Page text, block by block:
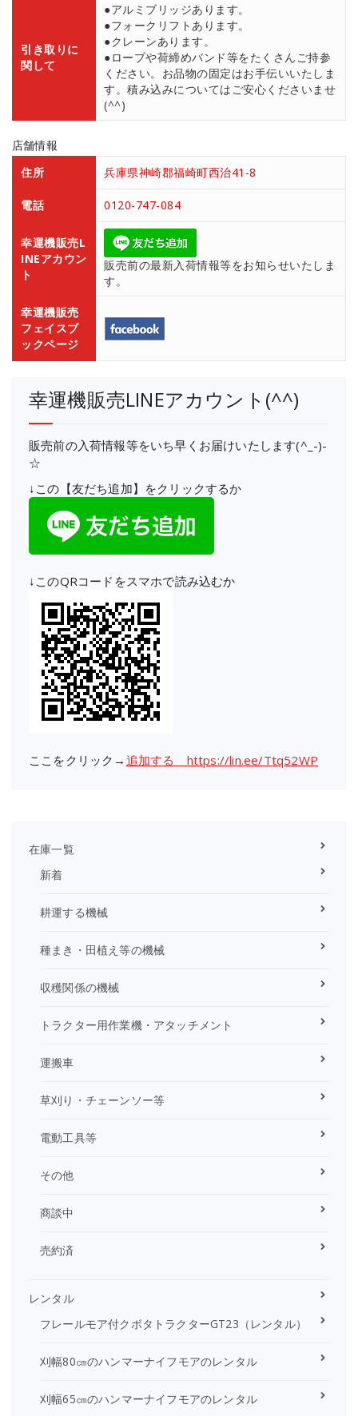
引き取りに
関して
●アルミブリッジあります。
●フォークリフトあります。
●クレーンあります。
●ロープや荷締めバンド等をたくさんご持参
ください。お品物の固定はお手伝いいたしま
す。積み込みについてはご安心くださいませ
(^^)
店舗情報
住所
兵庫県神崎郡福崎町西治41-8
電話 0120-747-084
幸運機販売L
INEアカウン
ト
販売前の最新入荷情報等をお知らせいたしま
す。
幸運機販売
フェイスブ
ックページ
幸運機販売LINEアカウント(^^)
販売前の入荷情報等をいち早くお届けいたします(^_-)-
☆
↓この【友だち追加】をクリックするか
↓このQRコードをスマホで読み込むか
ここをクリック→ 追加する https://lin.ee/Ttq52WP
在庫一覧
新着
耕運する機械
種まき・田植え等の機械
収穫関係の機械
トラクター用作業機・アタッチメント
運搬車
草刈り・チェーンソー等
電動工具等
その他
商談中
売約済
レンタル
フレールモア付クボタトラクターGT23（レンタル）
刈幅80㎝のハンマーナイフモアのレンタル
刈幅65㎝のハンマーナイフモアのレンタル